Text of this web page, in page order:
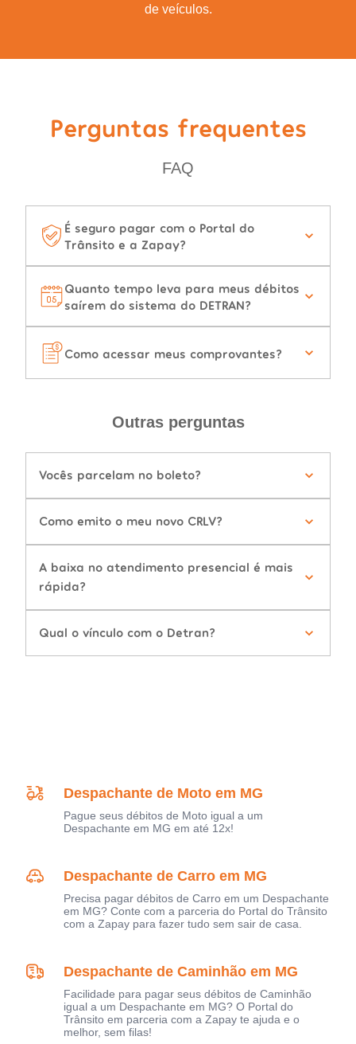
de veículos.
Perguntas frequentes
FAQ
É seguro pagar com o Portal do
Trânsito e a Zapay?
Quanto tempo leva para meus débitos
saírem do sistema do DETRAN?
Como acessar meus comprovantes?
Outras perguntas
Vocês parcelam no boleto?
Como emito o meu novo CRLV?
A baixa no atendimento presencial é mais
rápida?
Qual o vínculo com o Detran?
Despachante de Moto em MG
Pague seus débitos de Moto igual a um
Despachante em MG em até 12x!
Despachante de Carro em MG
Precisa pagar débitos de Carro em um Despachante
em MG? Conte com a parceria do Portal do Trânsito
com a Zapay para fazer tudo sem sair de casa.
Despachante de Caminhão em MG
Facilidade para pagar seus débitos de Caminhão
igual a um Despachante em MG? O Portal do
Trânsito em parceria com a Zapay te ajuda e o
melhor, sem filas!